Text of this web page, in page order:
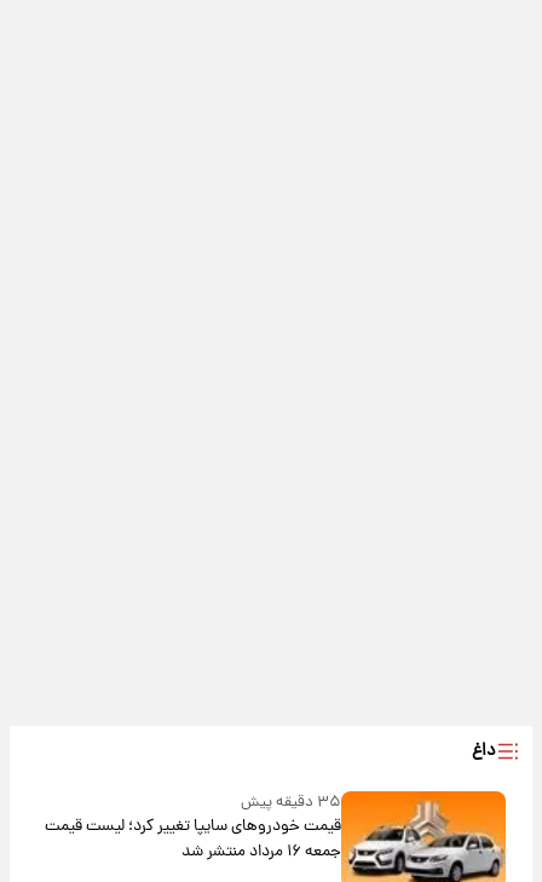
داغ
۳۵ دقیقه پیش
قیمت خودروهای سایپا تغییر کرد؛ لیست قیمت
جمعه ۱۶ مرداد منتشر شد